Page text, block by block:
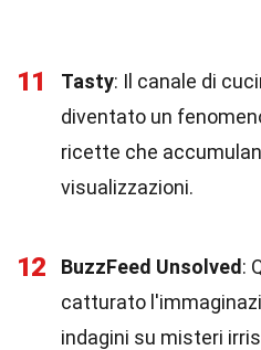
11 Tasty: Il canale di
diventato un
ricette che
visualizzazioni.
12 BuzzFeed Unsolved :
catturato
indagini su misteri